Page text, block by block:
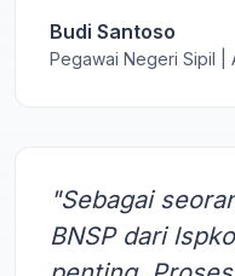
Budi Santoso
Pegawai Negeri Sipil |
"Sebagai
BNSP dari